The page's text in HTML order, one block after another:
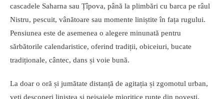
cascadele Saharna sau Țîpova, până la plimbări cu barca pe râul
Nistru, pescuit, vânătoare sau momente liniștite în fața rugului.
Pensiunea este de asemenea o alegere minunată pentru
sărbătorile calendaristice, oferind tradiții, obiceiuri, bucate
tradiționale, cântec, dans și voie bună.
La doar o oră și jumătate distanță de agitația și zgomotul urban,
veți descoperi liniștea și peisajele mioritice rupte din povești.